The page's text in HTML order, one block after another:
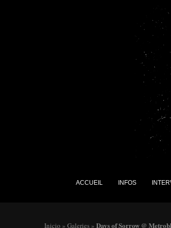
ACCUEIL INFOS
Inicio » Galeries » Days of Sorrow @